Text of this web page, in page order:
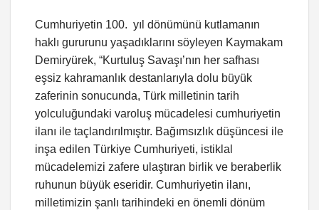
Cumhuriyetin 100. yıl dönümünü kutlamanın
haklı gururunu yaşadıklarını söyleyen Kaymakam
Demiryürek, “Kurtuluş Savaşı’nın her safhası
eşsiz kahramanlık destanlarıyla dolu büyük
zaferinin sonucunda, Türk milletinin tarih
yolculuğundaki varoluş mücadelesi cumhuriyetin
ilanı ile taçlandırılmıştır. Bağımsızlık düşüncesi ile
inşa edilen Türkiye Cumhuriyeti, istiklal
mücadelemizi zafere ulaştıran birlik ve beraberlik
ruhunun büyük eseridir. Cumhuriyetin ilanı,
milletimizin şanlı tarihindeki en önemli dönüm